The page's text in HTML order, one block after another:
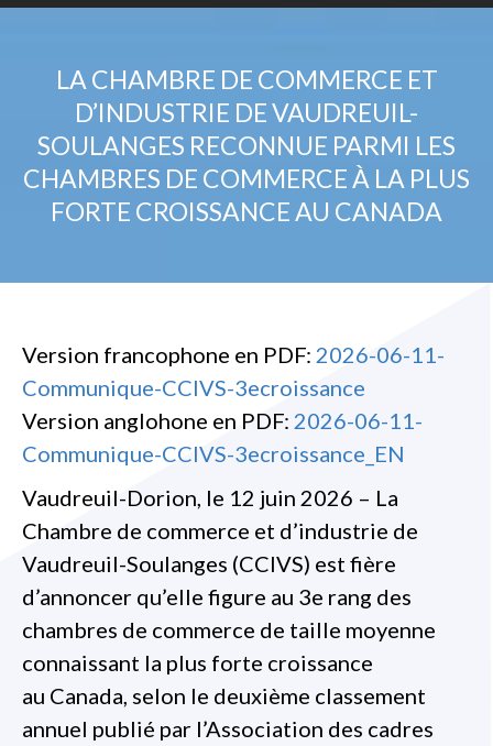
LA CHAMBRE DE COMMERCE ET
D’INDUSTRIE DE VAUDREUIL-
SOULANGES RECONNUE PARMI LES
CHAMBRES DE COMMERCE À LA PLUS
FORTE CROISSANCE AU CANADA
Version francophone en PDF: 2026-06-11-
Communique-CCIVS-3ecroissance
Version anglohone en PDF: 2026-06-11-
Communique-CCIVS-3ecroissance_EN
Vaudreuil-Dorion, le 12 juin 2026 – La
Chambre de commerce et d’industrie de
Vaudreuil-Soulanges (CCIVS) est fière
d’annoncer qu’elle figure au 3e rang des
chambres de commerce de taille moyenne
connaissant la plus forte croissance
au Canada, selon le deuxième classement
annuel publié par l’Association des cadres